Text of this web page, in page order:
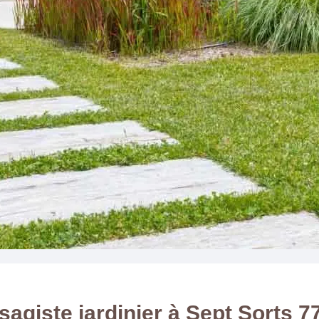
jardinier à Sept Sorts